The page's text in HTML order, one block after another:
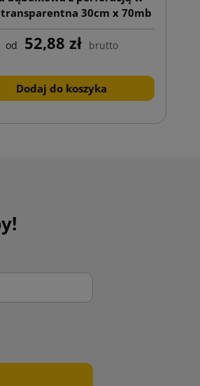
30cm x 70mb
od 52,88 zł brutto
Dodaj do koszyka